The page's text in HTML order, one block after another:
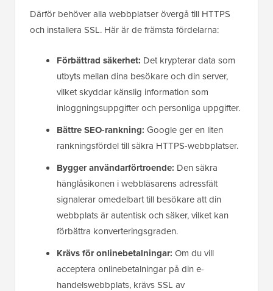
Därför behöver alla webbplatser övergå till HTTPS
och installera SSL. Här är de främsta fördelarna:
Förbättrad säkerhet: Det krypterar data som
utbyts mellan dina besökare och din server,
vilket skyddar känslig information som
inloggningsuppgifter och personliga uppgifter.
Bättre SEO-rankning: Google ger en liten
rankningsfördel till säkra HTTPS-webbplatser.
Bygger användarförtroende: Den säkra
hänglåsikonen i webbläsarens adressfält
signalerar omedelbart till besökare att din
webbplats är autentisk och säker, vilket kan
förbättra konverteringsgraden.
Krävs för onlinebetalningar: Om du vill
acceptera onlinebetalningar på din e-
handelswebbplats, krävs SSL av